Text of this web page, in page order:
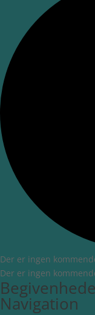
Der er ingen
Der er ingen
Navigation